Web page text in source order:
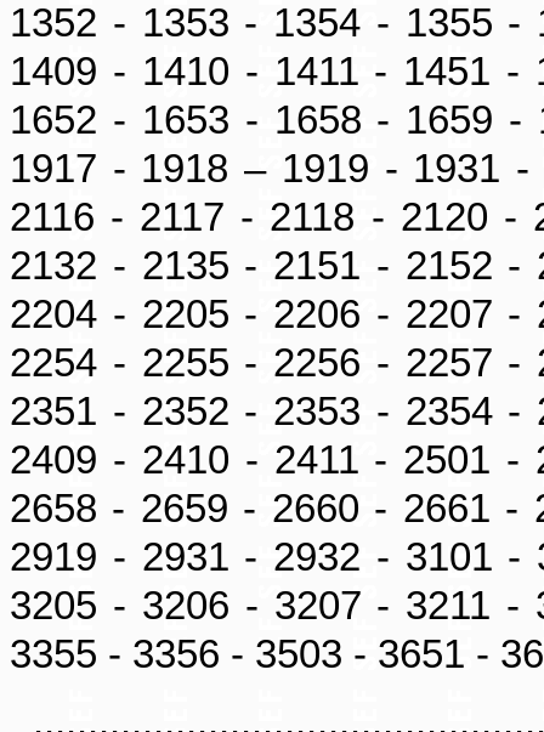
1352 - 1353 - 1354 - 1355
1409 - 1410 - 1411 - 1451
1652 - 1653 - 1658 - 1659
1917 - 1918 – 1919 - 1931
2116 - 2117 - 2118 - 2120
2132 - 2135 - 2151 - 2152
2204 - 2205 - 2206 - 2207
2254 - 2255 - 2256 - 2257
2351 - 2352 - 2353 - 2354
2409 - 2410 - 2411 - 2501
2658 - 2659 - 2660 - 2661 -
2919 - 2931 - 2932 - 3101
3205 - 3206 - 3207 - 3211
3355 - 3356 - 3503 - 3651 -